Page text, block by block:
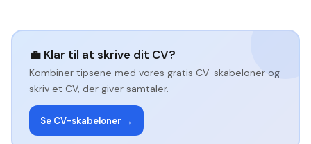
💼Klar til at skrive dit CV?
Kombiner tipsene med vores gratis CV-skabeloner og
skriv et CV, der giver samtaler.
Se CV-skabeloner →